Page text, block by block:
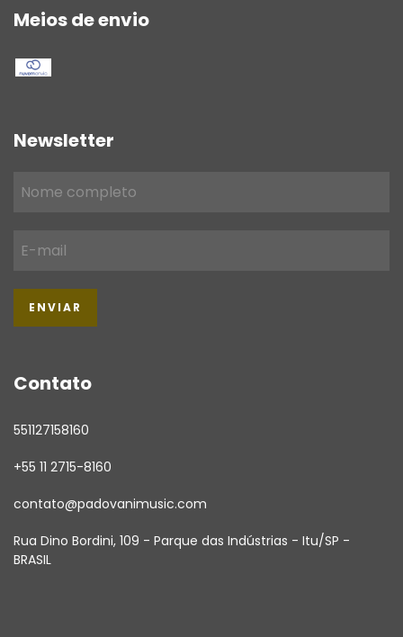
Meios de envio
Newsletter
Contato
551127158160
+55 11 2715-8160
contato@padovanimusic.com
Rua Dino Bordini, 109 - Parque das Indústrias - Itu/SP -
BRASIL